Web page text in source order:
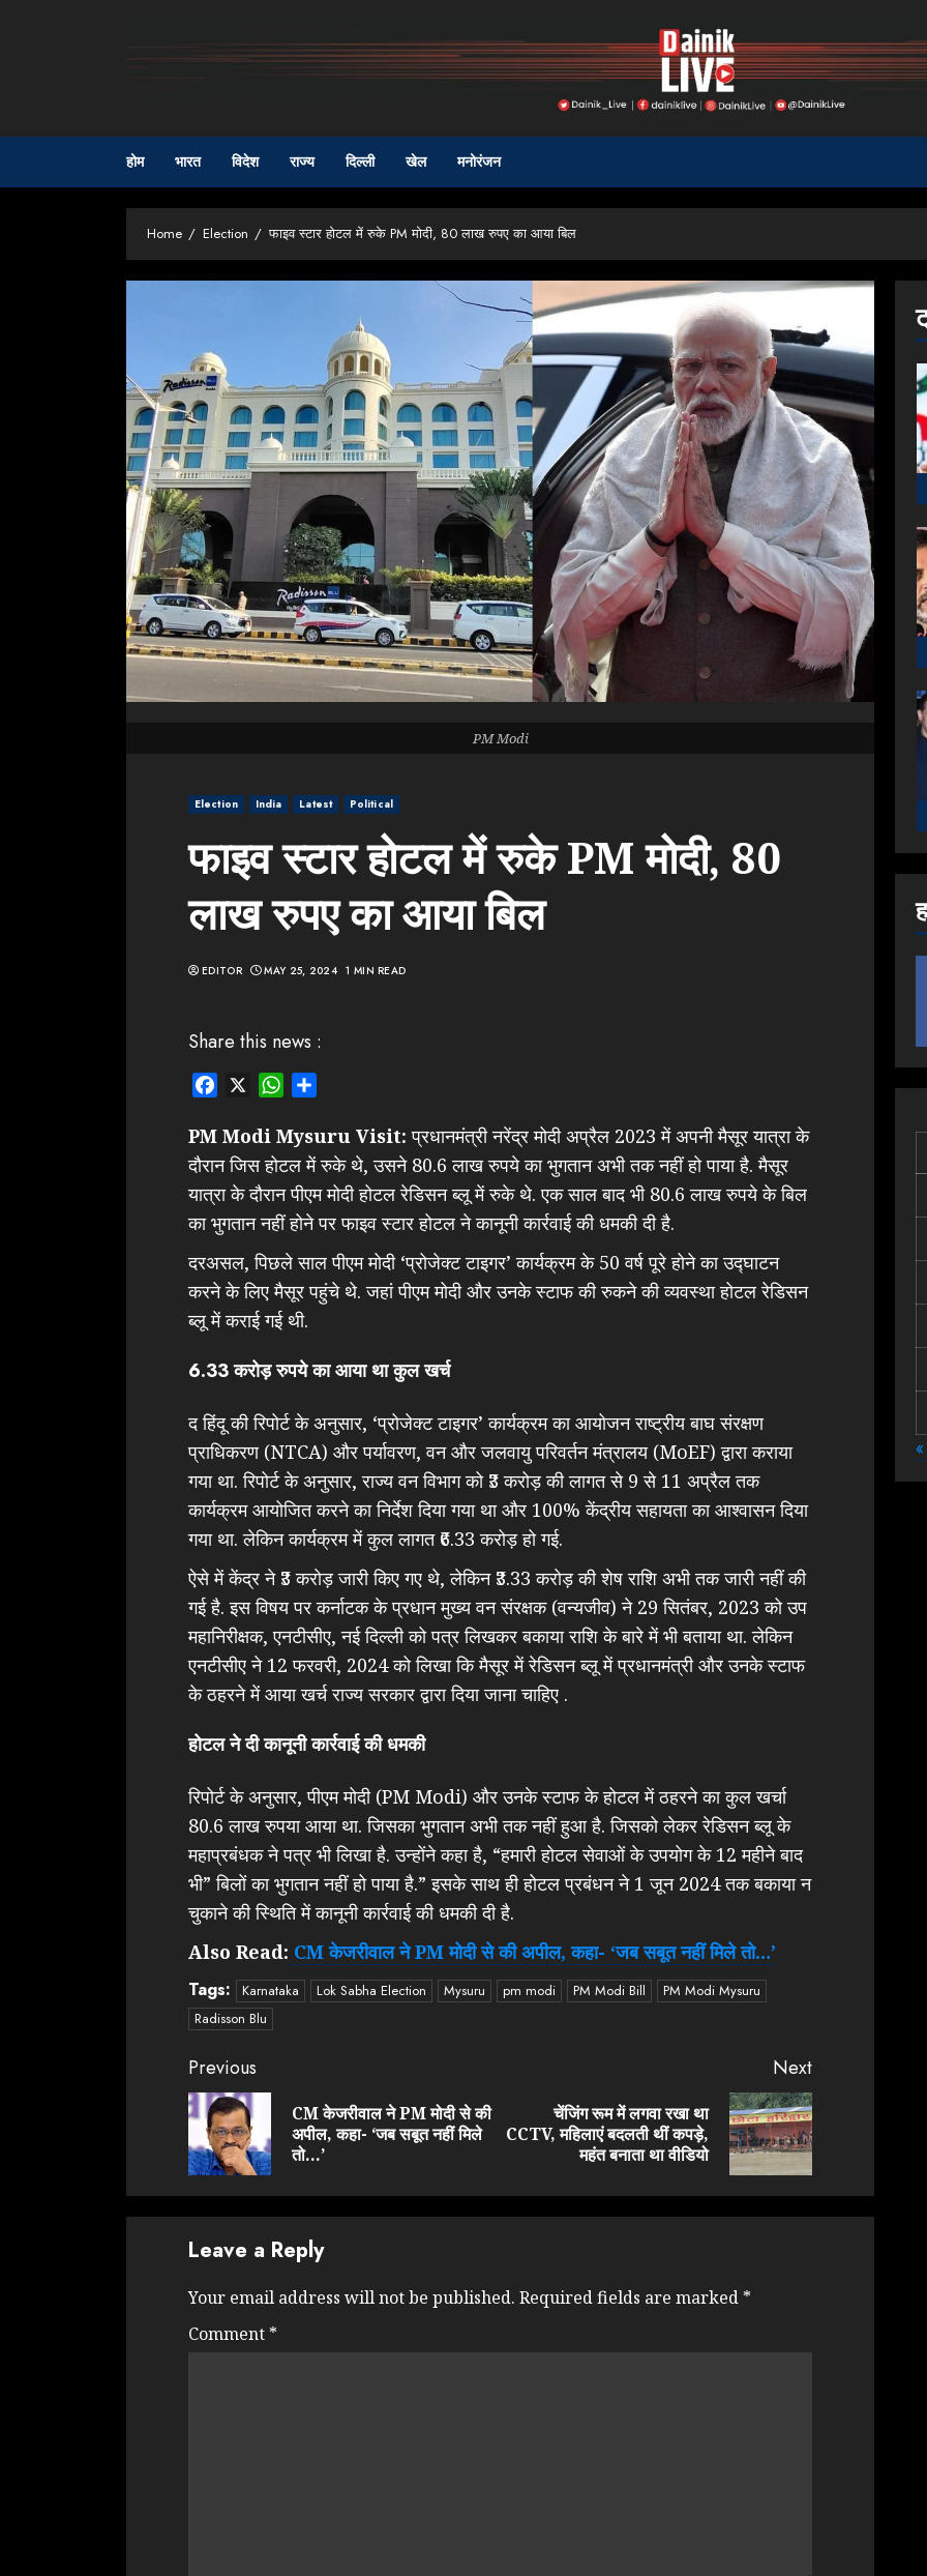
होम भारत विदेश राज्य दिल्ली खेल मनोरंजन
Home Election फाइव स्टार होटल में रुके PM मोदी, 80 लाख रुपए का आया बिल
Election India Latest Political
फाइव स्टार होटल में रुके PM मोदी, 80
लाख रुपए का आया बिल
EDITOR MAY 25, 2024 1 MIN READ
PM Modi
Share this news :
Facebook WhatsApp
PM Modi Mysuru Visit:प्रधानमंत्री नरेंद्र मोदी अप्रैल 2023 में अपनी मैसूर यात्रा के
दौरान जिस होटल में रुके थे, उसने 80.6 लाख रुपये का भुगतान अभी तक नहीं हो पाया है. मैसूर
यात्रा के दौरान पीएम मोदी होटल रेडिसन ब्लू में रुके थे. एक साल बाद भी 80.6 लाख रुपये के बिल
का भुगतान नहीं होने पर फाइव स्टार होटल ने कानूनी कार्रवाई की धमकी दी है.
दरअसल, पिछले साल पीएम मोदी ‘प्रोजेक्ट टाइगर’ कार्यक्रम के 50 वर्ष पूरे होने का उद्घाटन
करने के लिए मैसूर पहुंचे थे. जहां पीएम मोदी और उनके स्टाफ की रुकने की व्यवस्था होटल रेडिसन
ब्लू में कराई गई थी.
6.33 करोड़ रुपये का आया था कुल खर्च
द हिंदू की रिपोर्ट के अनुसार, ‘प्रोजेक्ट टाइगर’ कार्यक्रम का आयोजन राष्ट्रीय बाघ संरक्षण
प्राधिकरण (NTCA) और पर्यावरण, वन और जलवायु परिवर्तन मंत्रालय (MoEF) द्वारा कराया
गया था. रिपोर्ट के अनुसार, राज्य वन विभाग को ₹3 करोड़ की लागत से 9 से 11 अप्रैल तक
कार्यक्रम आयोजित करने का निर्देश दिया गया था और 100% केंद्रीय सहायता का आश्वासन दिया
गया था. लेकिन कार्यक्रम में कुल लागत ₹6.33 करोड़ हो गई.
ऐसे में केंद्र ने ₹3 करोड़ जारी किए गए थे, लेकिन ₹3.33 करोड़ की शेष राशि अभी तक जारी नहीं की
गई है. इस विषय पर कर्नाटक के प्रधान मुख्य वन संरक्षक (वन्यजीव) ने 29 सितंबर, 2023 को उप
महानिरीक्षक, एनटीसीए, नई दिल्ली को पत्र लिखकर बकाया राशि के बारे में भी बताया था. लेकिन
एनटीसीए ने 12 फरवरी, 2024 को लिखा कि मैसूर में रेडिसन ब्लू में प्रधानमंत्री और उनके स्टाफ
के ठहरने में आया खर्च राज्य सरकार द्वारा दिया जाना चाहिए .
होटल ने दी कानूनी कार्रवाई की धमकी
रिपोर्ट के अनुसार, पीएम मोदी (PM Modi) और उनके स्टाफ के होटल में ठहरने का कुल खर्चा
80.6 लाख रुपया आया था. जिसका भुगतान अभी तक नहीं हुआ है. जिसको लेकर रेडिसन ब्लू के
महाप्रबंधक ने पत्र भी लिखा है. उन्होंने कहा है, “हमारी होटल सेवाओं के उपयोग के 12 महीने बाद
भी” बिलों का भुगतान नहीं हो पाया है.” इसके साथ ही होटल प्रबंधन ने 1 जून 2024 तक बकाया न
चुकाने की स्थिति में कानूनी कार्रवाई की धमकी दी है.
Also Read: CM केजरीवाल ने PM मोदी से की अपील, कहा- ‘जब सबूत नहीं मिले तो…’
Tags: Karnataka Lok Sabha Election Mysuru pm modi PM Modi Bill
PM Modi Mysuru
Radisson Blu
Continue
Reading
Previous
Previous
CM केजरीवाल ने PM मोदी से की
अपील, कहा- ‘जब सबूत नहीं मिले
तो…’
Next
Next
चेंजिंग रूम में लगवा रखा था
CCTV, महिलाएं बदलती थीं कपड़े,
महंत बनाता था वीडियो
Leave a Reply
Your email address will not be published. Required fields are marked *
Comment *